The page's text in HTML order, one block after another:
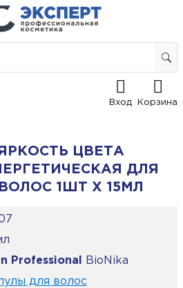
Вход Корзина
ЯРКОСТЬ ЦВЕТА
ДЛЯ
1ШТ Х 15МЛ
Professional
BioNika
для волос